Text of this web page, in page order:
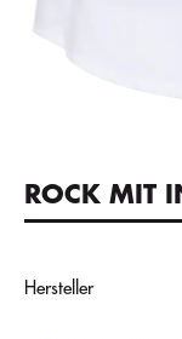
ROCK MIT
Hersteller